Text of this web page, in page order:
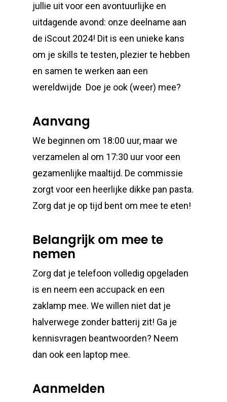
jullie uit voor een avontuurlijke en
uitdagende avond: onze deelname aan
de iScout 2024! Dit is een unieke kans
om je skills te testen, plezier te hebben
en samen te werken aan een
wereldwijde Doe je ook (weer) mee?
Aanvang
We beginnen om 18:00 uur, maar we
verzamelen al om 17:30 uur voor een
gezamenlijke maaltijd. De commissie
zorgt voor een heerlijke dikke pan pasta.
Zorg dat je op tijd bent om mee te eten!
Belangrijk om mee te
nemen
Zorg dat je telefoon volledig opgeladen
is en neem een accupack en een
zaklamp mee. We willen niet dat je
halverwege zonder batterij zit! Ga je
kennisvragen beantwoorden? Neem
dan ook een laptop mee.
Aanmelden